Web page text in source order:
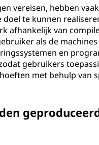
vereisen, hebben
te kunnen
afhankelijk van
als de
en
gebruikers
met behulp van